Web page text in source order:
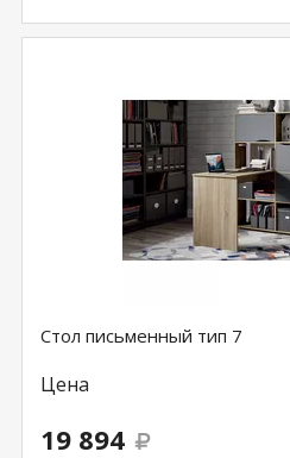
Стол письменный тип 7
Цена
19 894